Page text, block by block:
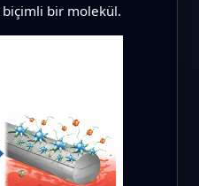
biçimli bir molekül.